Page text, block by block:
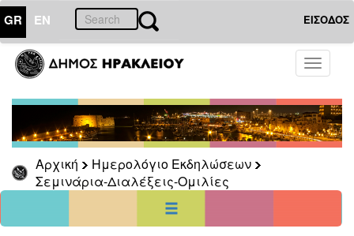
GR EN ΕΙΣΟΔΟΣ
Toggle
Αρχική
Ημερολόγιο Εκδηλώσεων
Σεμινάρια-Διαλέξεις-Ομιλίες
02Απρίλιος
2025
Τρι Τετ Πεμ Παρ Σαβ
1 2 3 4
5
13
14 15 16 17 18
19
20
21 22 23 24 25
26